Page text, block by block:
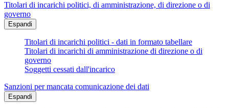
Titolari di incarichi politici, di amministrazione, di direzione o di
governo
Espandi
Titolari di incarichi politici - dati in formato tabellare
Titolari di incarichi di amministrazione di direzione o di
governo
Soggetti cessati dall'incarico
Sanzioni per mancata comunicazione dei dati
Espandi